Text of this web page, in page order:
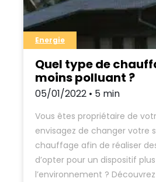
Quel type de
moins polluant ?
Energie
05/01/2022 • 5 min
Vous êtes propriétaire de
envisagez de changer votre
chauffage afin de réaliser
d’opter pour un dispositif
l’environnement ?